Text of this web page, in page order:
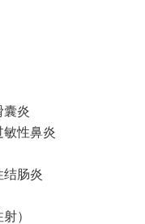
囊炎
性鼻炎
结肠炎
）